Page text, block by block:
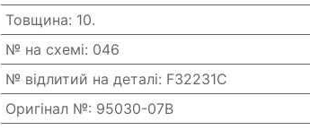
Товщина: 10.
№ на схемі: 046
№ відлитий на деталі: F32231C
Оригінал №: 95030-07B